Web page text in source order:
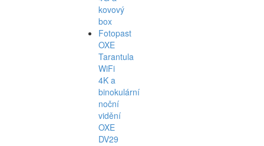
kovový
box
Fotopast
OXE
Tarantula
WiFi
4K a
binokulární
noční
vidění
OXE
DV29